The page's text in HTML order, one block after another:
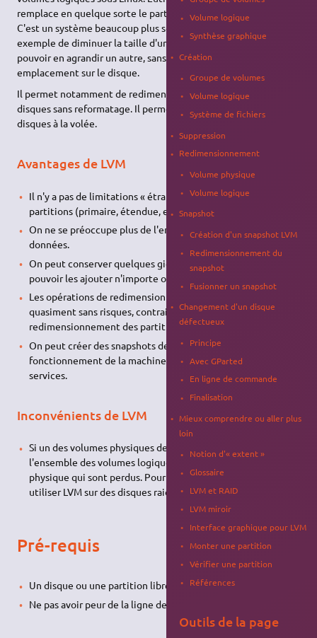
remplace en quelque sorte le partitionnement des disques.
C'est un système beaucoup plus souple, qui permet par
exemple de diminuer la taille d'un système de fichier pour
pouvoir en agrandir un autre, sans se préoccuper de leur
emplacement sur le disque.
Il permet notamment de redimensionner les partitions de
disques sans reformatage. Il permet également de rajouter des
disques à la volée.
Avantages de LVM
Il n'y a pas de limitations « étranges » comme avec les
partitions (primaire, étendue, etc.).
On ne se préoccupe plus de l'emplacement exact des
données.
On peut conserver quelques giga-octets de libres pour
pouvoir les ajouter n'importe où et n'importe quand.
Les opérations de redimensionnement deviennent
quasiment sans risques, contrairement au
redimensionnement des partitions.
On peut créer des snapshots de volume sans perturber le
fonctionnement de la machine et sans interruption de
services.
Inconvénients de LVM
Si un des volumes physiques devient HS, alors c'est
l'ensemble des volumes logiques qui utilisent ce volume
physique qui sont perdus. Pour éviter ce désastre, il faudra
utiliser LVM sur des disques raid par exemple.
Pré-requis
Un disque ou une partition libre.
Ne pas avoir peur de la ligne de commande.
Volume logique
Synthèse graphique
Création
Groupe de volumes
Volume logique
Système de fichiers
Suppression
Redimensionnement
Volume physique
Volume logique
Snapshot
Création d'un snapshot LVM
Redimensionnement du
snapshot
Fusionner un snapshot
Changement d'un disque
défectueux
Principe
Avec GParted
En ligne de commande
Finalisation
Mieux comprendre ou aller plus
loin
Notion d'« extent »
Glossaire
LVM et RAID
LVM miroir
Interface graphique pour LVM
Monter une partition
Vérifier une partition
Références
Outils de la page